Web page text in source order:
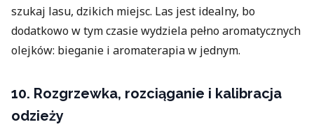
szukaj lasu, dzikich miejsc. Las jest idealny, bo
dodatkowo w tym czasie wydziela pełno aromatycznych
olejków: bieganie i aromaterapia w jednym.
10. Rozgrzewka, rozciąganie i kalibracja
odzieży